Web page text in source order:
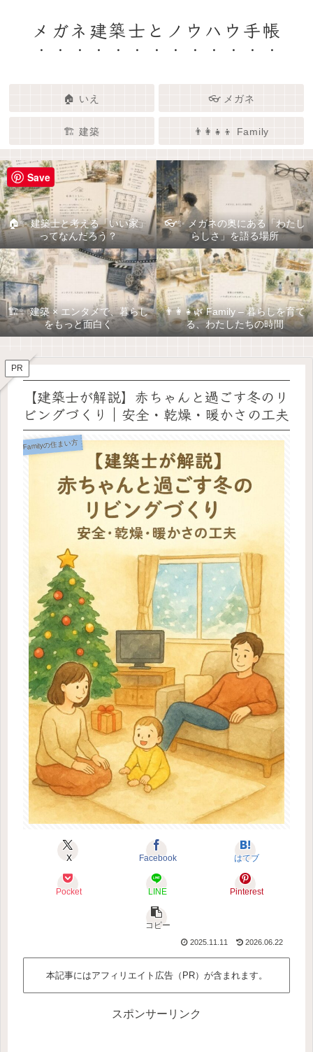
メガネ建築士とノウハウ手帳
🏠 いえ 👓 メガネ
🏗️ 建築 👨‍👩‍👧‍👦 Family
🏠✨ 建築士と考える「いい家」
ってなんだろう？
👓✨ メガネの奥にある「わたし
らしさ」を語る場所
🏗️✨ 建築 × エンタメで、暮らし
をもっと面白く
👨‍👩‍👧🌿 Family – 暮らしを育て
る、わたしたちの時間
PR
【建築士が解説】赤ちゃんと過ごす冬のリ
ビングづくり｜安全・乾燥・暖かさの工夫
Familyの住まい方
X Facebook はてブ
Pocket LINE Pinterest
コピー
2025.11.11 2026.06.22
本記事にはアフィリエイト広告（PR）が含まれます。
スポンサーリンク
Save